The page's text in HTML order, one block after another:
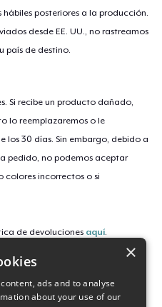
hábiles posteriores a la producción.
desde EE. UU., no rastreamos
país de destino.
Si recibe un producto dañado,
lo reemplazaremos o le
los 30 días. Sin embargo, debido a
pedido, no podemos aceptar
colores incorrectos o si
de devoluciones aquí.
×
ads and to analyse
about your use of our